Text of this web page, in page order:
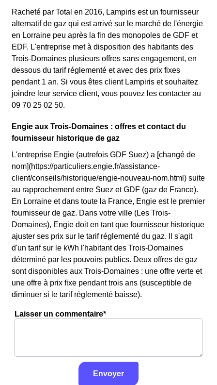
Racheté par Total en 2016, Lampiris est un fournisseur
alternatif de gaz qui est arrivé sur le marché de l'énergie
en Lorraine peu après la fin des monopoles de GDF et
EDF. L'entreprise met à disposition des habitants des
Trois-Domaines plusieurs offres sans engagement, en
dessous du tarif réglementé et avec des prix fixes
pendant 1 an. Si vous êtes client Lampiris et souhaitez
joindre leur service client, vous pouvez les contacter au
09 70 25 02 50.
Engie aux Trois-Domaines : offres et contact du
fournisseur historique de gaz
L'entreprise Engie (autrefois GDF Suez) a [changé de
nom](https://particuliers.engie.fr/assistance-
client/conseils/historique/engie-nouveau-nom.html) suite
au rapprochement entre Suez et GDF (gaz de France).
En Lorraine et dans toute la France, Engie est le premier
fournisseur de gaz. Dans votre ville (Les Trois-
Domaines), Engie doit en tant que fournisseur historique
ajuster ses prix sur le tarif réglementé du gaz. Il s'agit
d'un tarif sur le kWh l'habitant des Trois-Domaines
déterminé par les pouvoirs publics. Deux offres de gaz
sont disponibles aux Trois-Domaines : une offre verte et
une offre à prix fixe pendant trois ans (susceptible de
diminuer si le tarif réglementé baisse).
Laisser un commentaire*
Envoyer